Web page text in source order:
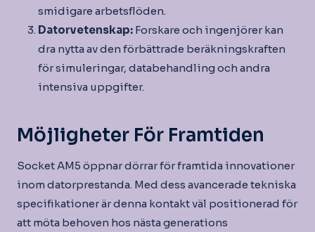
smidigare arbetsflöden.
Datorvetenskap: Forskare och ingenjörer kan
dra nytta av den förbättrade beräkningskraften
för simuleringar, databehandling och andra
intensiva uppgifter.
Möjligheter För Framtiden
Socket AM5 öppnar dörrar för framtida innovationer
inom datorprestanda. Med dess avancerade tekniska
specifikationer är denna kontakt väl positionerad för
att möta behoven hos nästa generations